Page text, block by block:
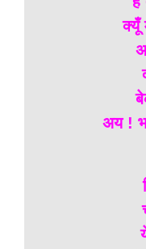
क्यूँ
अय !